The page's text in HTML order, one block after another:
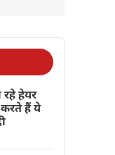
हेयर
करते हैं ये